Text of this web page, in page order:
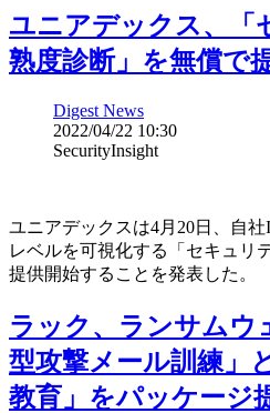
ユニアデックス、「
熟度診断」を無償で
Digest News
2022/04/22 10:30
SecurityInsight
ユニアデックスは4月20日、自
レベルを可視化する「セキュリ
提供開始することを発表した。
ラック、ランサムウ
型攻撃メール訓練」
教育」をパッケージ